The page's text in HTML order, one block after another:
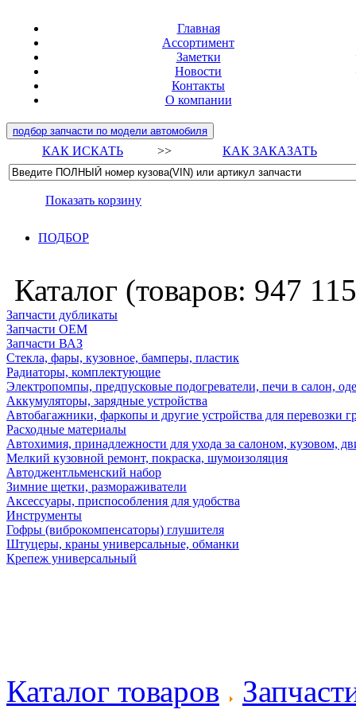
Главная
Ассортимент
Заметки
Новости
Контакты
О компании
подбор запчасти по модели автомобиля
КАК ИСКАТЬ >> КАК ЗАКАЗАТЬ
Показать корзину
ПОДБОР
Каталог (товаров: 947
Запчасти дубликаты
Запчасти ОЕМ
Запчасти ВАЗ
Стекла, фары, кузовное, бамперы, пластик
Радиаторы, комплектующие
Электропомпы, предпусковые подогреватели, печи в салон,
Аккумуляторы, зарядные устройства
Автобагажники, фаркопы и другие устройства для перевозки
Расходные материалы
Автохимия, принадлежности для ухода за салоном, кузовом,
Мелкий кузовной ремонт, покраска, шумоизоляция
Автоджентльменский набор
Зимние щетки, размораживатели
Аксессуары, приспособления для удобства
Инструменты
Гофры (виброкомпенсаторы) глушителя
Штуцеры, краны универсальные, обманки
Крепеж универсальный
Каталог товаров